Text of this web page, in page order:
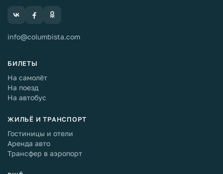
info@columbista.com
БИЛЕТЫ
На самолёт
На поезд
На автобус
ЖИЛЬЁ И ТРАНСПОРТ
Гостиницы и отели
Аренда авто
Трансфер в аэропорт